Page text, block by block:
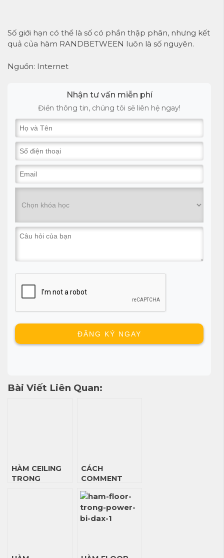
Số giới hạn có thể là số có phần thập phân, nhưng kết
quả của hàm RANDBETWEEN luôn là số nguyên.
Nguồn: Internet
Nhận tư vấn miễn phí
Điền thông tin, chúng tôi sẽ liên hệ ngay!
Bài Viết Liên Quan:
HÀM CEILING
TRONG
CÁCH
COMMENT
FUNCTION